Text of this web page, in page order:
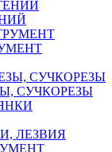
СУЧКОРЕЗЫ
ЛЕЗВИЯ